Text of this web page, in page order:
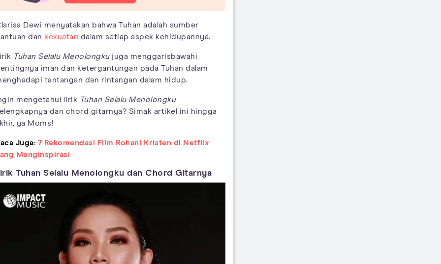
Dewi menyatakan bahwa Tuhan adalah sumber
dan kekuatan dalam setiap aspek kehidupannya.
Tuhan Selalu Menolongkujuga menggarisbawahi
iman dan ketergantungan pada Tuhan dalam
tantangan dan rintangan dalam hidup.
mengetahui lirik Tuhan Selalu Menolongku
dan chord gitarnya? Simak artikel ini hingga
ya Moms!
Juga: 7 Rekomendasi Film Rohani Kristen di Netflix
Menginspirasi
Tuhan Selalu Menolongku dan Chord Gitarnya